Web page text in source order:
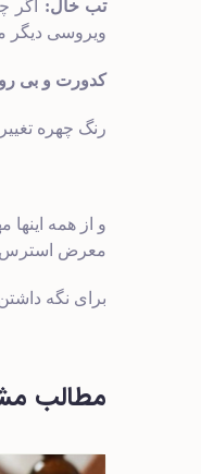
تب خال: اگر
ویروسی دیگر
کدورت و بی
رنگ چهره
و از همه اینها
معرض استرس
برای نگه
مطالب